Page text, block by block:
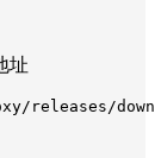
址
releases/